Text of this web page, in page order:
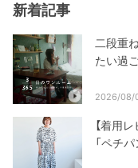
新着記事
二段重
たい過
2026/08/
【着用
「ペチ